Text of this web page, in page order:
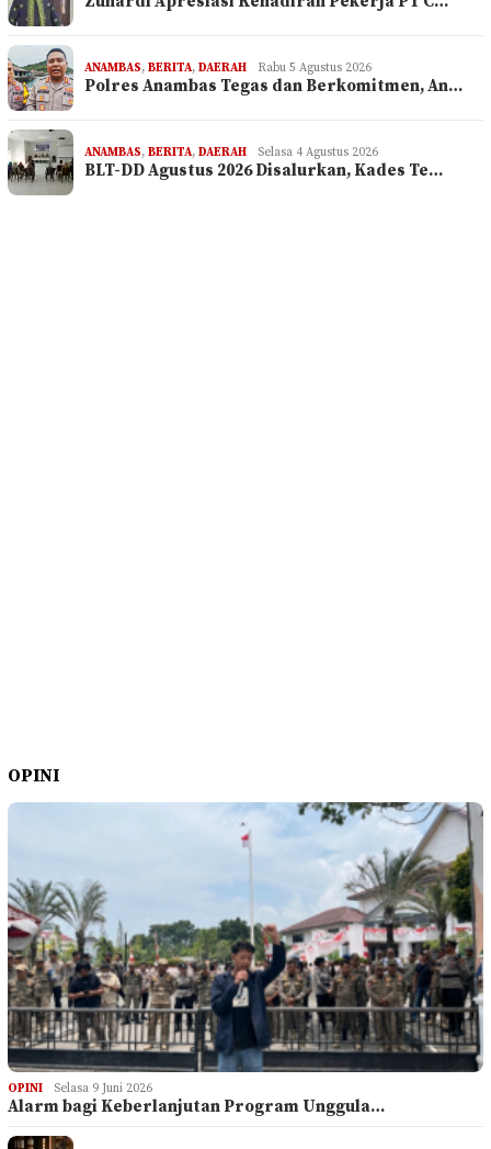
ANAMBAS, BERITA, DAERAH Rabu 5 Agustus 2026
Polres Anambas Tegas dan Berkomitmen, An…
ANAMBAS, BERITA, DAERAH Selasa 4 Agustus 2026
BLT-DD Agustus 2026 Disalurkan, Kades Te…
OPINI
OPINI Selasa 9 Juni 2026
Alarm bagi Keberlanjutan Program Unggula…